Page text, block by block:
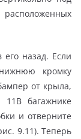
назад. Если
кромку
от крыла,
11В багажнике
и отверните
9.11). Теперь